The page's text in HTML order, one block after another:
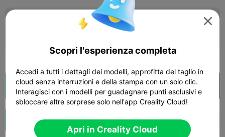
0.2mm layer, 2 walls, 15% infill
Cloud Slice Apri in Creality Cloud
129 170  1

Scopri l'esperienza completa
Accedi a tutti i dettagli dei modelli, approfitta del taglio in
cloud senza interruzioni e della stampa con un solo clic.
Interagisci con i modelli per guadagnare punti esclusivi e
sbloccare altre sorprese solo nell'app Creality Cloud!
Apri in Creality Cloud